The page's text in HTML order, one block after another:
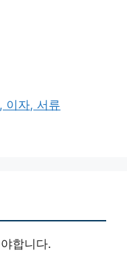
이자, 서류
합니다.